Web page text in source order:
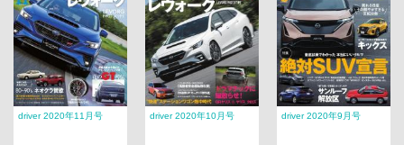
driver 2020年11月号 driver 2020年10月号 driver 2020年9月号